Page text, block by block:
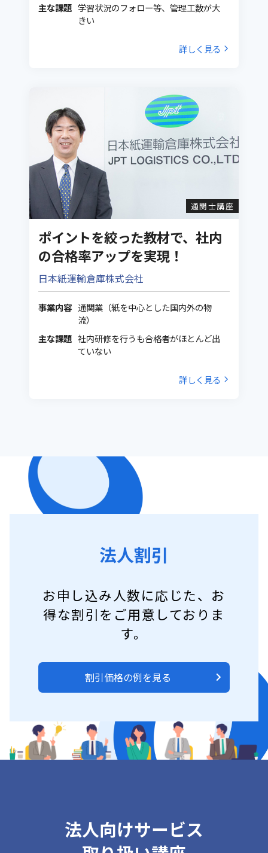
主な課題 学習状況のフォロー等、管理工数が大
きい
詳しく見る
通関士講座
ポイントを絞った教材で、社内
の合格率アップを実現！
日本紙運輸倉庫株式会社
事業内容 通関業（紙を中心とした国内外の物
流）
主な課題 社内研修を行うも合格者がほとんど出
ていない
詳しく見る
法人割引
お申し込み人数に応じた、 お
得な割引をご用意しておりま
す。
割引価格の例を見る
法人向けサービス